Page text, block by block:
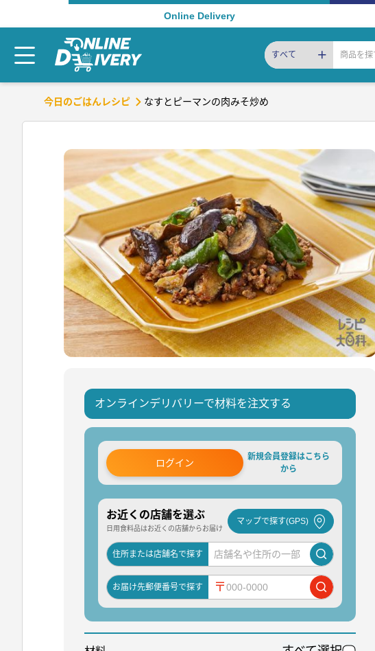
Online Delivery
すべて
今日のごはんレシピ なすとピーマンの肉みそ炒め
オンラインデリバリーで材料を注文する
ログイン
新規会員登録はこちら
から
お近くの店舗を選ぶ
日用食料品はお近くの店舗からお届け
マップで探す(GPS)
住所または店舗名で探す
お届け先郵便番号で探す 〒